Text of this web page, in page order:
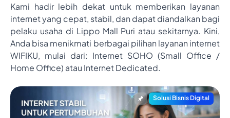
Kami hadir lebih dekat untuk memberikan layanan
internet yang cepat, stabil, dan dapat diandalkan bagi
pelaku usaha di Lippo Mall Puri atau sekitarnya. Kini,
Anda bisa menikmati berbagai pilihan layanan internet
WIFIKU, mulai dari: Internet SOHO (Small Office /
Home Office) atau Internet Dedicated.
Solusi Bisnis Digital